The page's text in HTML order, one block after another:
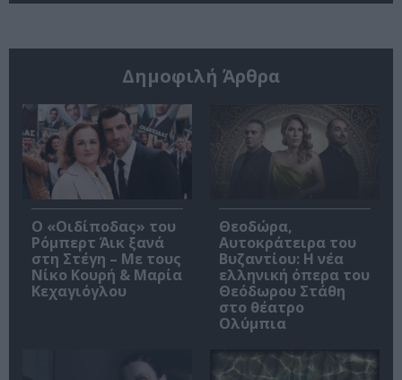
Δημοφιλή Άρθρα
O «Οιδίποδας» του
Ρόμπερτ Άικ ξανά
στη Στέγη – Με τους
Νίκο Κουρή & Μαρία
Κεχαγιόγλου
Θεοδώρα,
Αυτοκράτειρα του
Βυζαντίου: Η νέα
ελληνική όπερα του
Θεόδωρου Στάθη
στο θέατρο
Ολύμπια